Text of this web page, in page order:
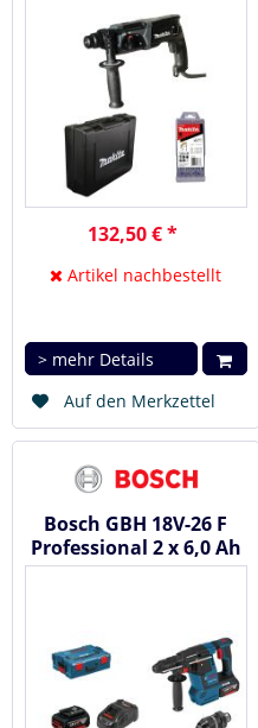
132,50 € *
Artikel nachbestellt
> mehr Details
Auf den Merkzettel
Bosch GBH 18V-26 F
Professional 2 x 6,0 Ah
+ L-Boxx - Akku...